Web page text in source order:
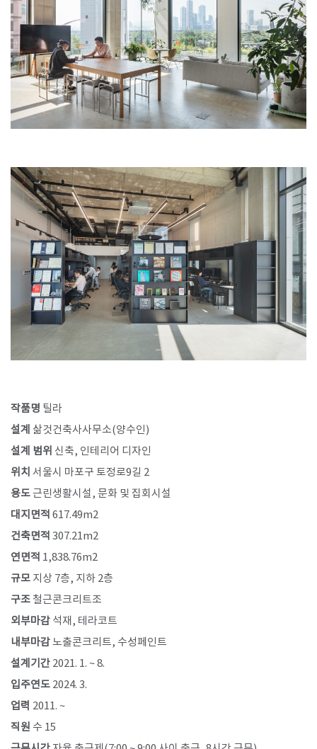
작품명 틸라
설계 삶것건축사사무소(양수인)
설계 범위 신축, 인테리어 디자인
위치 서울시 마포구 토정로9길 2
용도근린생활시설, 문화 및 집회시설
대지면적 617.49m2
건축면적 307.21m2
연면적 1,838.76m2
규모 지상 7층, 지하 2층
구조철근콘크리트조
외부마감 석재, 테라코트
내부마감노출콘크리트, 수성페인트
설계기간 2021. 1. ~ 8.
입주연도 2024. 3.
업력 2011. ~
직원 수 15